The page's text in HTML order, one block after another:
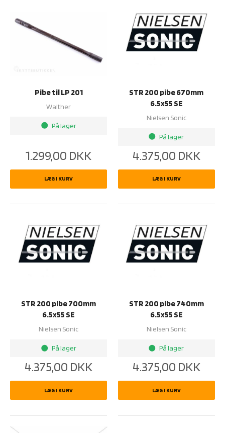
Pibe til LP 201
Walther
brightness_1 På lager
1.299,00 DKK
LÆG I KURV
STR 200 pibe 670mm
6.5x55 SE
Nielsen Sonic
brightness_1 På lager
4.375,00 DKK
LÆG I KURV
STR 200 pibe 700mm
6.5x55 SE
Nielsen Sonic
brightness_1 På lager
4.375,00 DKK
LÆG I KURV
STR 200 pibe 740mm
6.5x55 SE
Nielsen Sonic
brightness_1 På lager
4.375,00 DKK
LÆG I KURV